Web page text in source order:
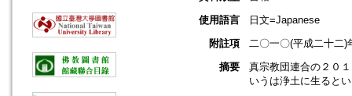
使用語言
日文=Japanese
附註項
二〇一〇(平成二十二)
摘要
真宗教団連合の２０
いうは浄土に生ると